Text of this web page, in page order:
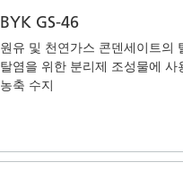
BYK GS-46
원유 및 천연가스 콘덴세이트의
탈염을 위한 분리제 조성물에 사
농축 수지